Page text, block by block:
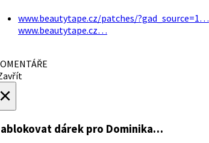
www.beautytape.cz/patches/?gad_source=1…
www.beautytape.cz…
dárek pro Dominika…